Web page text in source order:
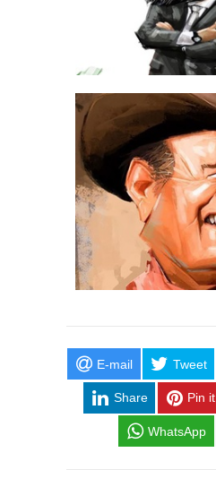
E-mail Tweet
Share Pin it
WhatsApp